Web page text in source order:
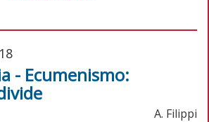
- Ecumenismo:
A. Filippi